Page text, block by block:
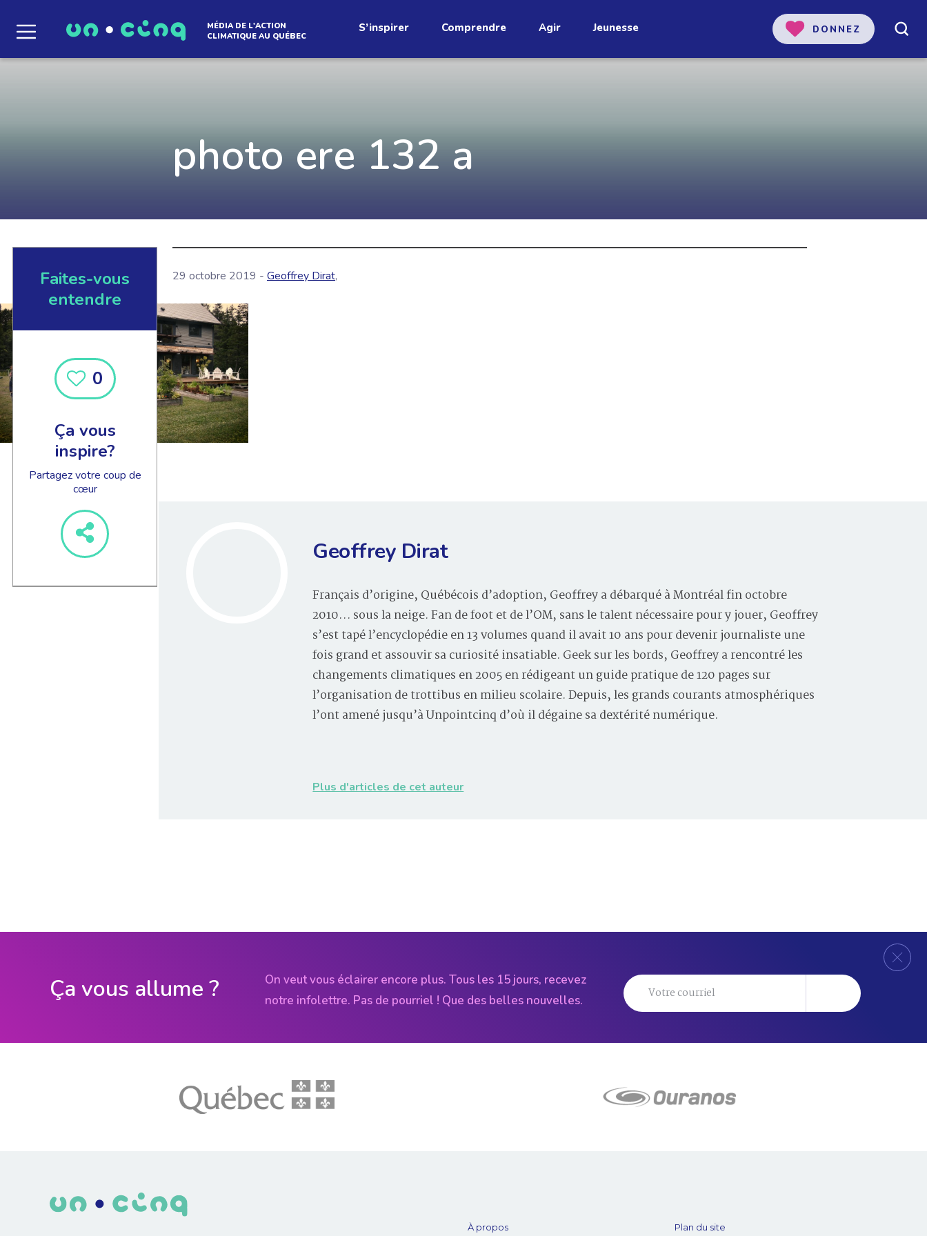
Le média qui détend
Que des solutions concrètes et inspirantes. Ici au Québec. Abonnez-vous à
EN SAVOIR +
Découvrez notre
infolettre!
MÉDIA DE L'ACTION
CLIMATIQUE AU QUÉBEC
S’inspirer Comprendre Agir Jeunesse DONNEZ
photo ere 132 a
Faites-vous
entendre
0
Ça vous
inspire?
Partagez votre coup de
cœur
29 octobre 2019 - Geoffrey Dirat,
Geoffrey Dirat
Français d’origine, Québécois d’adoption, Geoffrey a débarqué à Montréal fin octobre
2010… sous la neige. Fan de foot et de l’OM, sans le talent nécessaire pour y jouer, Geoffrey
s’est tapé l’encyclopédie en 13 volumes quand il avait 10 ans pour devenir journaliste une
fois grand et assouvir sa curiosité insatiable. Geek sur les bords, Geoffrey a rencontré les
changements climatiques en 2005 en rédigeant un guide pratique de 120 pages sur
l’organisation de trottibus en milieu scolaire. Depuis, les grands courants atmosphériques
l’ont amené jusqu’à Unpointcinq d’où il dégaine sa dextérité numérique.
Plus d'articles de cet auteur
Ça vous allume ?
On veut vous éclairer encore plus. Tous les 15 jours, recevez
notre infolettre. Pas de pourriel ! Que des belles nouvelles.
À propos Plan du site